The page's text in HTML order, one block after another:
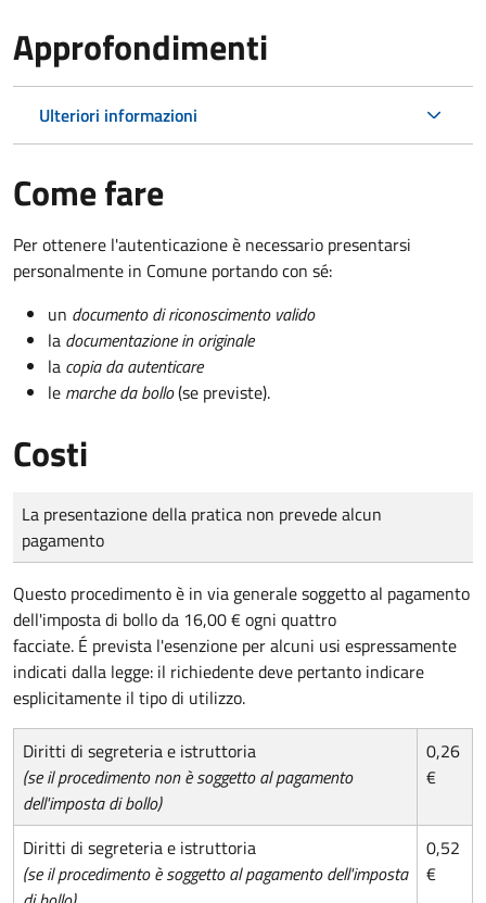
Approfondimenti
Ulteriori informazioni
Come fare
Per ottenere l'autenticazione è necessario presentarsi
personalmente in Comune portando con sé:
un documento di riconoscimento valido
la documentazione in originale
la copia da autenticare
le marche da bollo(se previste).
Costi
Tipo di pagamento
Importo
La presentazione della pratica non prevede alcun
pagamento
Questo procedimento è in via generale soggetto al pagamento
dell'imposta di bollo da 16,00 € ogni quattro
facciate. É prevista l'esenzione per alcuni usi espressamente
indicati dalla legge: il richiedente deve pertanto indicare
esplicitamente il tipo di utilizzo.
Diritti di segreteria e istruttoria
(se il procedimento non è soggetto al pagamento
dell'imposta di bollo)
0,26
€
Diritti di segreteria e istruttoria
(se il procedimento è soggetto al pagamento dell'imposta
0,52
€